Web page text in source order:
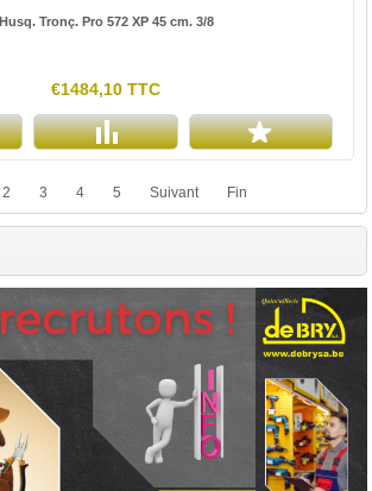
Husq. Tronç. Pro 572 XP 45 cm. 3/8
€1484,10 TTC
2 3 4 5 Suivant Fin